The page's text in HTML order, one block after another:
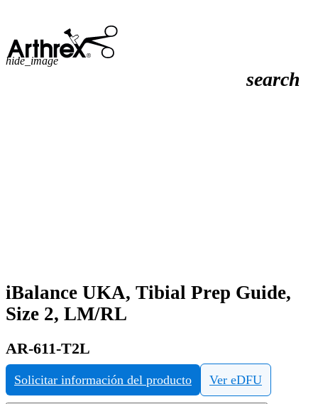
search
hide_image
iBalance UKA, Tibial Prep Guide,
Size 2, LM/RL
AR-611-T2L
Solicitar información del producto Ver eDFU